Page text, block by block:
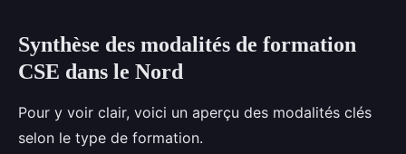
Synthèse des modalités de formation
CSE dans le Nord
Pour y voir clair, voici un aperçu des modalités clés
selon le type de formation.